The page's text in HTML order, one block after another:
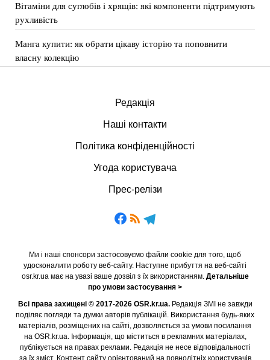
Вітаміни для суглобів і хрящів: які компоненти підтримують
рухливість
Манга купити: як обрати цікаву історію та поповнити
власну колекцію
Редакція
Наші контакти
Політика конфіденційності
Угода користувача
Прес-релізи
Ми і наші спонсори застосовуємо файли cookie для того, щоб
удосконалити роботу веб-сайту. Наступне прибуття на веб-сайті
osr.kr.ua має на увазі ваше дозвіл з їх використанням. Детальніше
про умови застосування >
Всі права захищені © 2017-2026 OSR.kr.ua.Редакція ЗМІ не завжди
поділяє погляди та думки авторів публікацій. Використання будь-яких
матеріалів, розміщених на сайті, дозволяється за умови посилання
на OSR.kr.ua. Інформація, що міститься в рекламних матеріалах,
публікується на правах реклами. Редакція не несе відповідальності
за їх зміст. Контент сайту орієнтований на повнолітніх користувачів